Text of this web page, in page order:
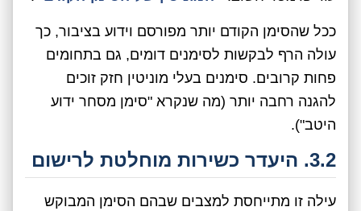
ככל שהסימן הקודם יותר מפורסם וידוע בציבור, כך
עולה הרף לבקשות לסימנים דומים, גם בתחומים
פחות קרובים. סימנים בעלי מוניטין חזק זוכים
להגנה רחבה יותר (מה שנקרא "סימן מסחר ידוע
היטב").
3.2. היעדר כשירות מוחלטת לרישום
עילה זו מתייחסת למצבים שבהם הסימן המבוקש